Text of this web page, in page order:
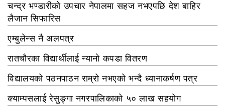
चन्द्र भण्डारीको उपचार नेपालमा सहज नभएपछि देश बाहिर
लैजान सिफारिस
एम्बुलेन्स नै अलपत्र
रातचौरका विद्यार्थीलाई न्यानो कपडा वितरण
विद्यालयको पठनपाठन राम्रो नभएको भन्दै ध्यानाकर्षण पत्र
क्याम्पसलाई रेसुङ्गा नगरपालिकाको ५० लाख सहयोग